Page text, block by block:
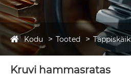
Kodu Tooted Täppiskäik
Kruvi hammasratas